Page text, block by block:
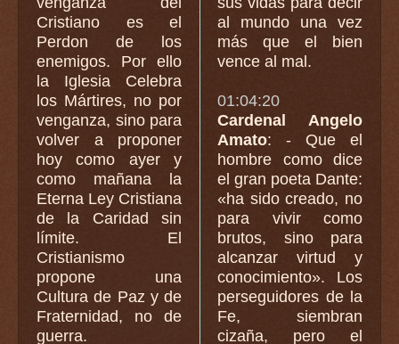
Cristiano es el
Perdon de los
enemigos. Por ello
la Iglesia Celebra
los Mártires, no por
venganza, sino para
volver a proponer
hoy como ayer y
como mañana la
Eterna Ley Cristiana
de la Caridad sin
límite. El
Cristianismo
propone una
Cultura de Paz y de
Fraternidad, no de
guerra.
al mundo una vez
más que el bien
vence al mal.
01:04:20
Cardenal Angelo
Amato: - Que el
hombre como dice
el gran poeta Dante:
«ha sido creado, no
para vivir como
brutos, sino para
alcanzar virtud y
conocimiento». Los
perseguidores de la
Fe, siembran
cizaña, pero el